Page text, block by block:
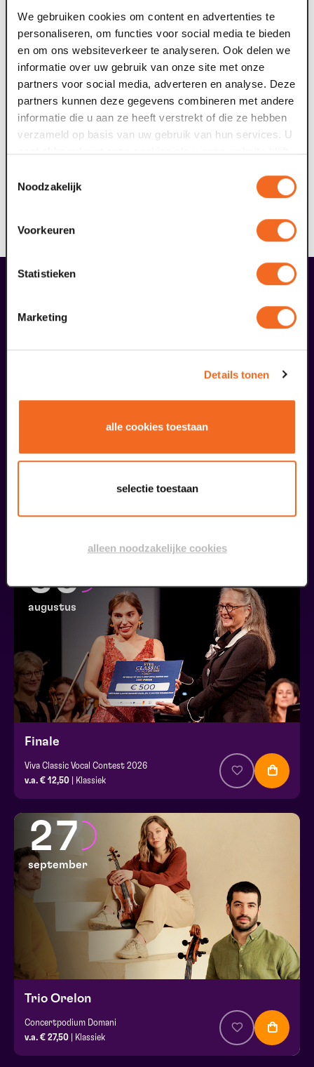
We gebruiken cookies om content en advertenties te
personaliseren, om functies voor social media te bieden
en om ons websiteverkeer te analyseren. Ook delen we
informatie over uw gebruik van onze site met onze
partners voor social media, adverteren en analyse. Deze
partners kunnen deze gegevens combineren met andere
informatie die u aan ze heeft verstrekt of die ze hebben
verzameld op basis van uw gebruik van hun services. U
gaat akkoord met onze cookies als u onze website blijft
Noodzakelijk
Voorkeuren
Statistieken
Marketing
Details tonen
alle cookies toestaan
selectie toestaan
alleen noodzakelijke cookies
deze bij Jan Wijn aan het Amsterdams Conservatorium.
Hier behaalde hij in 2014 cum laude zijn masterdiploma.
Daarna zat hij niet stil: hij won meerdere prestigieuze
prijzen en treedt regelmatig op in verschillende landen
waaronder Portugal, Zweden, Polen, Frankrijk, Engeland
en Griekenland.
Domani – beleef concerten op een unieke locatie
glas-in-loodramen en oude plafondschilderingen
historie ademen, brengen de artiesten van nu verleden
en toekomst samen met hun muziek. Wees welkom bij
Domani, podium voor morgen!
liefhebbers bestelden ook...
29
augustus
Openbare Masterclass
30
augustus
Finale
Viva Classic Vocal Contest 2026
v.a. € 12,50 | Klassiek
27
september
Trio Orelon
Concertpodium Domani
v.a. € 27,50 | Klassiek